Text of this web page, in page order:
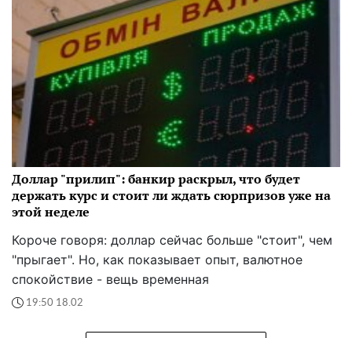
Доллар "прилип": банкир раскрыл, что будет
держать курс и стоит ли ждать сюрпризов уже на
этой неделе
Короче говоря: доллар сейчас больше "стоит", чем
"прыгает". Но, как показывает опыт, валютное
спокойствие - вещь временная
19:50 18.02